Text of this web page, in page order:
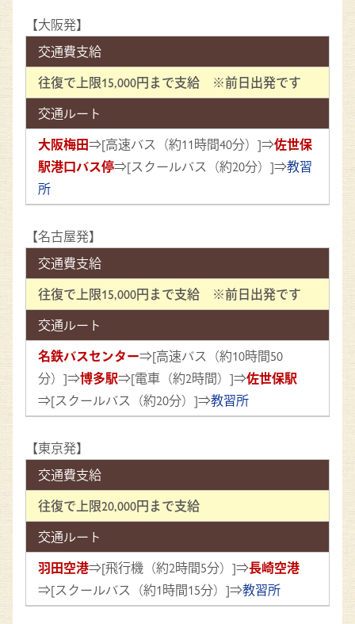
【大阪発】
交通費支給
往復で上限15,000円まで支給 ※前日出発です
交通ルート
大阪梅田⇒[高速バス（約11時間40分）]⇒佐世保
駅港口バス停⇒[スクールバス（約20分）]⇒教習
所
【名古屋発】
交通費支給
往復で上限15,000円まで支給 ※前日出発です
交通ルート
名鉄バスセンター⇒[高速バス（約10時間50
分）]⇒博多駅⇒[電車（約2時間）]⇒佐世保駅
⇒[スクールバス（約20分）]⇒教習所
【東京発】
交通費支給
往復で上限20,000円まで支給
交通ルート
羽田空港⇒[飛行機（約2時間5分）]⇒長崎空港
⇒[スクールバス（約1時間15分）]⇒教習所